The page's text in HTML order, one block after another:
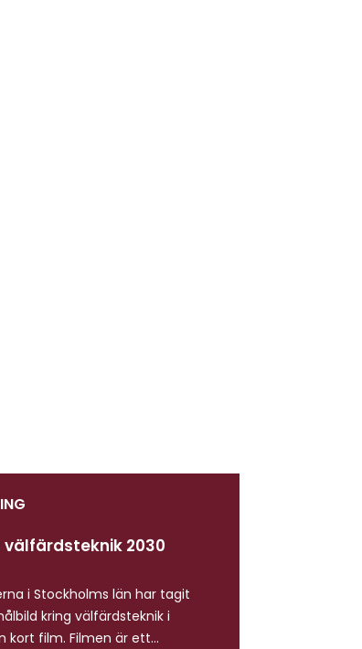
välfärdsteknik 2030
i Stockholms län har tagit
kring välfärdsteknik i
kort film. Filmen är ett